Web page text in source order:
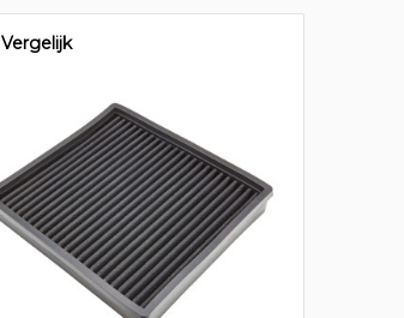
Vergelijk